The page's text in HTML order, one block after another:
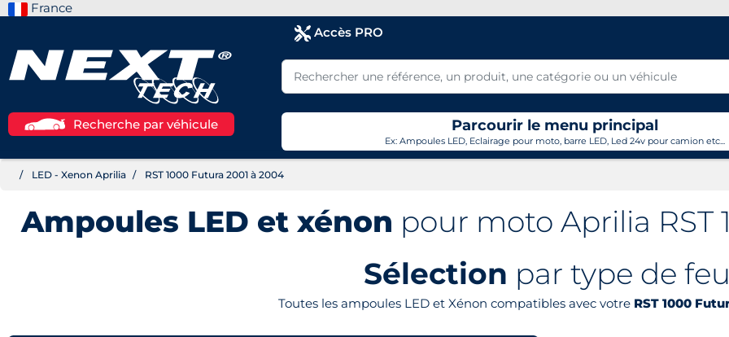
France
Accès PRO
Recherche par véhicule Parcourir le menu principal
Ex: Ampoules LED, Eclairage pour moto, barre LED, Led 24v pour camion etc...
LED - Xenon Aprilia RST 1000 Futura 2001 à 2004
Ampoules LED et xénon pour moto Aprilia RST
Sélection par type de
Toutes les ampoules LED et Xénon compatibles avec votre RST 1000